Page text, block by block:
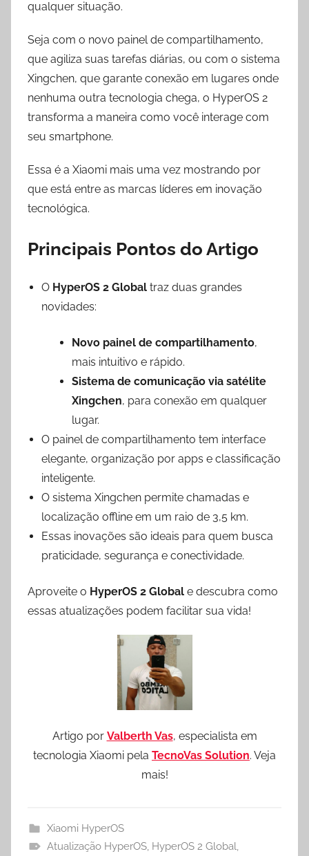
qualquer situação.
Seja com o novo painel de compartilhamento,
que agiliza suas tarefas diárias, ou com o sistema
Xingchen, que garante conexão em lugares onde
nenhuma outra tecnologia chega, o HyperOS 2
transforma a maneira como você interage com
seu smartphone.
Essa é a Xiaomi mais uma vez mostrando por
que está entre as marcas líderes em inovação
tecnológica.
Principais Pontos do Artigo
O HyperOS 2 Global traz duas grandes
novidades:
Novo painel de compartilhamento,
mais intuitivo e rápido.
Sistema de comunicação via satélite
Xingchen, para conexão em qualquer
lugar.
O painel de compartilhamento tem interface
elegante, organização por apps e classificação
inteligente.
O sistema Xingchen permite chamadas e
localização offline em um raio de 3,5 km.
Essas inovações são ideais para quem busca
praticidade, segurança e conectividade.
Aproveite o HyperOS 2 Global e descubra como
essas atualizações podem facilitar sua vida!
Artigo por Valberth Vas, especialista em
tecnologia Xiaomi pela TecnoVas Solution. Veja
mais!
Xiaomi HyperOS
Atualização HyperOS, HyperOS 2 Global,